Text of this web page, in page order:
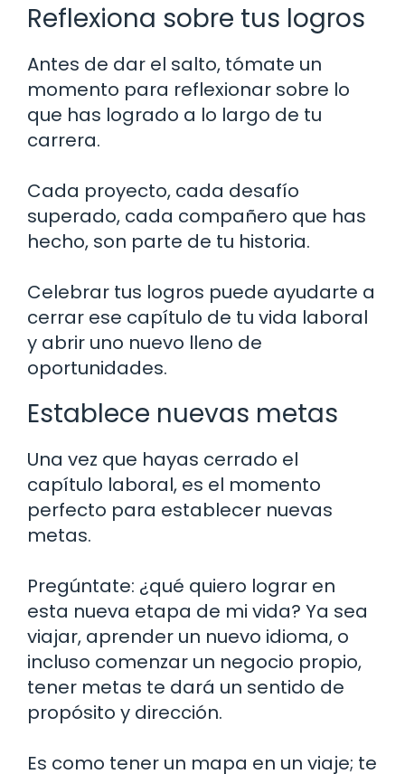
Reflexiona sobre tus logros
Antes de dar el salto, tómate un
momento para reflexionar sobre lo
que has logrado a lo largo de tu
carrera.
Cada proyecto, cada desafío
superado, cada compañero que has
hecho, son parte de tu historia.
Celebrar tus logros puede ayudarte a
cerrar ese capítulo de tu vida laboral
y abrir uno nuevo lleno de
oportunidades.
Establece nuevas metas
Una vez que hayas cerrado el
capítulo laboral, es el momento
perfecto para establecer nuevas
metas.
Pregúntate: ¿qué quiero lograr en
esta nueva etapa de mi vida? Ya sea
viajar, aprender un nuevo idioma, o
incluso comenzar un negocio propio,
tener metas te dará un sentido de
propósito y dirección.
Es como tener un mapa en un viaje; te